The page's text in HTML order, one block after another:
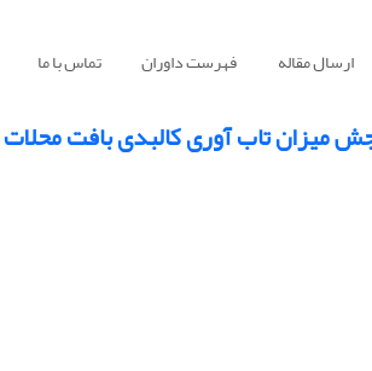
ارسال مقاله فهرست داوران تماس با ما
میزان تاب آوری کالبدی بافت